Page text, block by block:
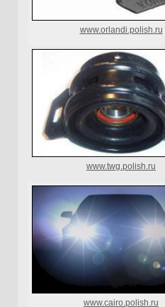
www.orlandi.polish.ru
www.twg.polish.ru
www.cairo.polish.ru